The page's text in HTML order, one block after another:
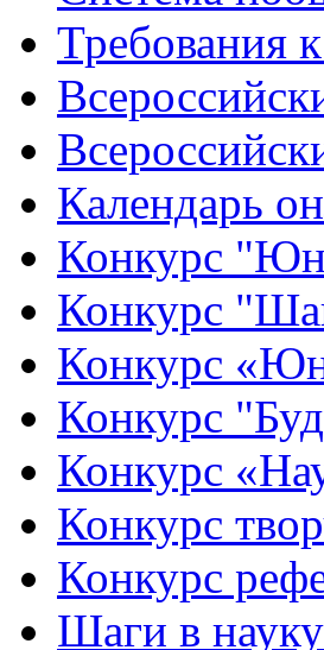
Требования
Календарь
Конкурс
Конкурс
Конкурс
Конкурс
Конкурс
Конкурс
Конкурс
Шаги в